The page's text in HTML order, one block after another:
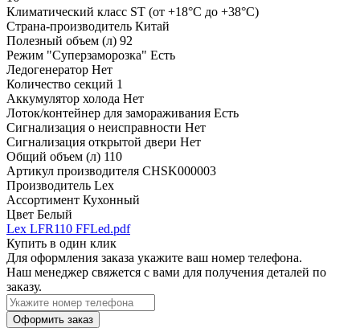
Климатический класс ST (от +18°С до +38°С)
Страна-производитель Китай
Полезный объем (л) 92
Режим "Суперзаморозка" Есть
Ледогенератор Нет
Количество секций 1
Аккумулятор холода Нет
Лоток/контейнер для замораживания Есть
Сигнализация о неисправности Нет
Сигнализация открытой двери Нет
Общий объем (л) 110
Артикул производителя CHSK000003
Производитель Lex
Ассортимент Кухонный
Цвет Белый
Lex LFR110 FFLed.pdf
Купить в один клик
Для оформления заказа укажите ваш номер телефона.
Наш менеджер свяжется с вами для получения деталей по
заказу.
Оформить заказ